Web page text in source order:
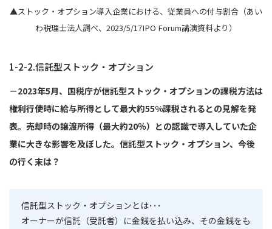
▲ストック・オプション導入企業における、従業員への付与割合（あい
わ税理士法人調べ、2023/5/17IPO Forum講演資料より）
1-2-2.信託型ストック・オプション
－2023年5月、国税庁が信託型ストック・オプションの課税方法は
権利行使時に給与所得として最大約55%課税されるとの見解を発
表。売却時の譲渡所得（最大約20％）との認識で導入していた企
業に大きな影響を及ぼした。信託型ストック・オプション、今後
の行く末は？
信託型ストック・オプションとは･･･
オーナーが信託（受託者）に金銭を払い込み、その金銭をも